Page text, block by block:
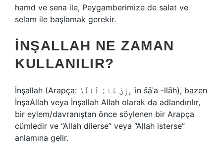
hamd ve sena ile, Peygamberimize de salat ve
selam ile başlamak gerekir.
İNŞALLAH NE ZAMAN
KULLANILIR?
İnşallah (Arapça: إِنْ شَاءَ ٱللَّٰهُ, ʾin šāʾa -llāh), bazen
İnşaAllah veya İnşallah Allah olarak da adlandırılır,
bir eylem/davranıştan önce söylenen bir Arapça
cümledir ve “Allah dilerse” veya “Allah isterse”
anlamına gelir.